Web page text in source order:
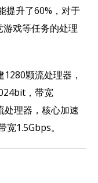
提升了60%，对于
戏等任务的处理
颗流处理器，
，带宽
处理器，核心加速
1.5Gbps。